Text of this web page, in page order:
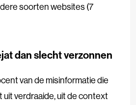
soorten websites (7
dan slecht verzonnen
van de misinformatie die
verdraaide, uit de context